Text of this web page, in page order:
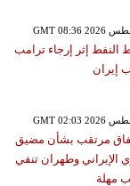
النفط إثر إرجاء ترامب
إيران
مرتقب بشأن مضيق
الإيراني وطهران تنفي
مهلة